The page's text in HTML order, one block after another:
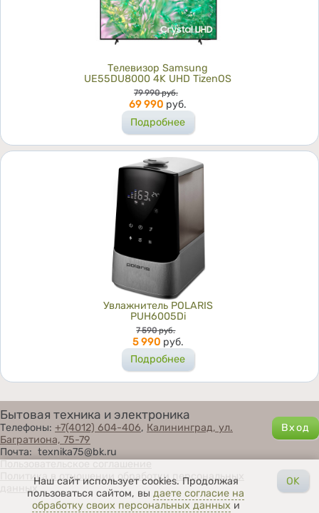
Телевизор Samsung
UE55DU8000 4K UHD TizenOS
Цена
79 990 руб.
69 990 руб.
Подробнее
Увлажнитель POLARIS
PUH6005Di
Цена
7 590 руб.
5 990 руб.
Подробнее
Бытовая техника и электроника
Телефоны: +7(4012) 604-406, Калининград, ул.
Багратиона, 75-79
Почта: texnika75@bk.ru
Политика в отношении обработки персональных
данных
Наш сайт использует cookies. Продолжая
пользоваться сайтом, выдаете согласие на
обработку своих персональных данныхи
OK